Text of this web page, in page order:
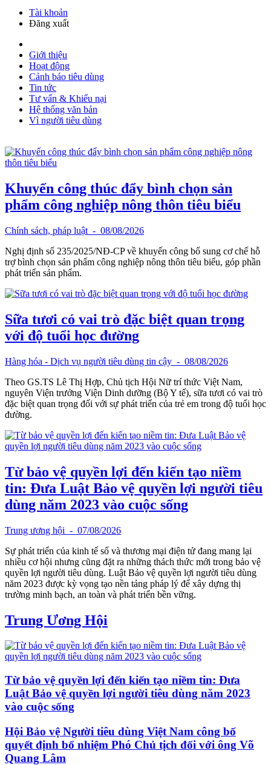
Tài khoản
Đăng xuất
Giới thiệu
Hoạt động
Cảnh báo tiêu dùng
Tin tức
Tư vấn & Khiếu nại
Hệ thống văn bản
Vì người tiêu dùng
Khuyến công thúc đẩy bình chọn sản
phẩm công nghiệp nông thôn tiêu biểu
Chính sách, pháp luật - 08/08/2026
Nghị định số 235/2025/NĐ-CP về khuyến công bổ sung cơ chế hỗ
trợ bình chọn sản phẩm công nghiệp nông thôn tiêu biểu, góp phần
phát triển sản phẩm.
Sữa tươi có vai trò đặc biệt quan trọng
với độ tuổi học đường
Hàng hóa - Dịch vụ người tiêu dùng tin cậy - 08/08/2026
Theo GS.TS Lê Thị Hợp, Chủ tịch Hội Nữ trí thức Việt Nam,
nguyên Viện trưởng Viện Dinh dưỡng (Bộ Y tế), sữa tươi có vai trò
đặc biệt quan trọng đối với sự phát triển của trẻ em trong độ tuổi học
đường.
Từ bảo vệ quyền lợi đến kiến tạo niềm
tin: Đưa Luật Bảo vệ quyền lợi người tiêu
dùng năm 2023 vào cuộc sống
Trung ương hội - 07/08/2026
Sự phát triển của kinh tế số và thương mại điện tử đang mang lại
nhiều cơ hội nhưng cũng đặt ra những thách thức mới trong bảo vệ
quyền lợi người tiêu dùng. Luật Bảo vệ quyền lợi người tiêu dùng
năm 2023 được kỳ vọng tạo nền tảng pháp lý để xây dựng thị
trường minh bạch, an toàn và phát triển bền vững.
Trung Ương Hội
Từ bảo vệ quyền lợi đến kiến tạo niềm tin: Đưa
Luật Bảo vệ quyền lợi người tiêu dùng năm 2023
vào cuộc sống
Hội Bảo vệ Người tiêu dùng Việt Nam công bố
quyết định bổ nhiệm Phó Chủ tịch đối với ông Võ
Quang Lâm